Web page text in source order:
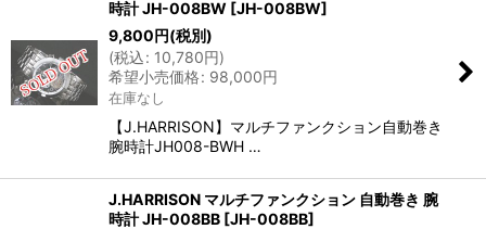
時計 JH-008BW [JH-008BW]
9,800円(税別)
(税込: 10,780円)
希望小売価格: 98,000円
在庫なし
【J.HARRISON】マルチファンクション自動巻き
腕時計JH008-BWH …
J.HARRISON マルチファンクション 自動巻き 腕
時計 JH-008BB [JH-008BB]